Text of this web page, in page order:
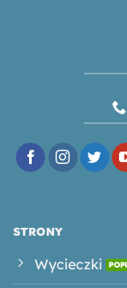
STRONY
Wycieczki